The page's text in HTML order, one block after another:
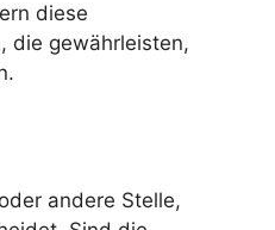
diese
die gewährleisten,
andere Stelle,